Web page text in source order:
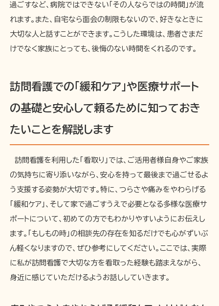
過ごすなど、病院ではできない「その人ならではの時間」が流
れます。また、自宅なら面会の制限もないので、好きなときに
大切な人と話すことができます。こうした環境は、患者さまだ
けでなく家族にとっても、後悔のない時間をくれるのです。
訪問看護での「緩和ケア」や医療サポート
の基礎と安心して頼るために知っておき
たいことを解説します
訪問看護を利用した「看取り」では、ご活用者様自身やご家族
の気持ちに寄り添いながら、安心を持って最後まで過ごせるよ
う支援する姿勢が大切です。特に、つらさや痛みをやわらげる
「緩和ケア」、そして家で過ごすうえで必要となる多様な医療サ
ポートについて、初めての方でもわかりやすいようにお伝えし
ます。「もしもの時」の相談先の存在を知るだけでも心がずいぶ
ん軽くなりますので、ぜひ参考にしてください。ここでは、実際
に私が訪問看護で大切な方を看取った経験も踏まえながら、
身近に感じていただけるようお話ししていきます。